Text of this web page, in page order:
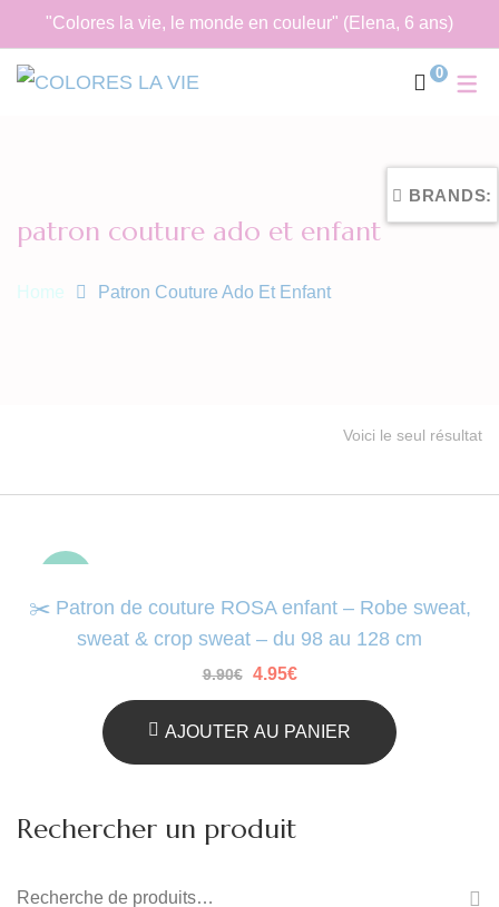
"Colores la vie, le monde en couleur" (Elena, 6 ans)
0
patron couture ado et enfant
Home Patron Couture Ado Et Enfant
Voici le seul résultat
✂️ Patron de couture ROSA enfant – Robe sweat,
sweat & crop sweat – du 98 au 128 cm
9.90€ Le
était :
4.95€Le
est :
AJOUTER AU PANIER
Rechercher un produit
Recherche
BRANDS: